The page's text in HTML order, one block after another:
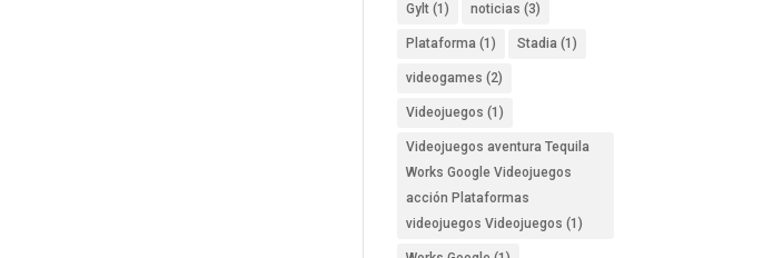
Gylt (1) noticias (3)
Plataforma (1) Stadia (1)
videogames (2)
Videojuegos (1)
Videojuegos aventura Tequila
Works Google Videojuegos
acción Plataformas
videojuegos Videojuegos (1)